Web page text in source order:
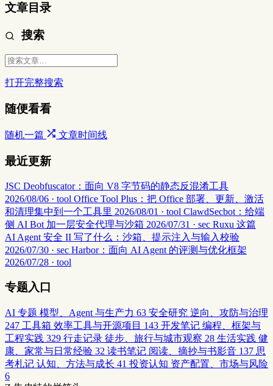
文章目录
搜索
打开完整搜索
随便看看
随机一篇 文章时间线
最近更新
JSC Deobfuscator：面向 V8 字节码的静态反混淆工具
2026/08/06 · tool Office Tool Plus：把 Office 部署、更新、激活
和清理集中到一个工具里 2026/08/01 · tool ClawdSecbot：给端
侧 AI Bot 加一层安全代理与沙箱 2026/07/31 · sec Ruxu 这篇
AI Agent 安全 II 写了什么：沙箱、提示注入与输入校验
2026/07/30 · sec Harbor：面向 AI Agent 的评测与优化框架
2026/07/28 · tool
专题入口
AI 专题 模型、Agent 与生产力 63 安全研究 逆向、攻防与治理
247 工具箱 效率工具与开源项目 143 开发笔记 编程、框架与
工程实践 329 行走记录 徒步、旅行与城市观察 28 生活实践 健
康、家常与日常经验 32 读书笔记 阅读、摘抄与书影音 137 思
考札记 认知、方法与成长 41 投资认知 资产配置、市场与风险
6